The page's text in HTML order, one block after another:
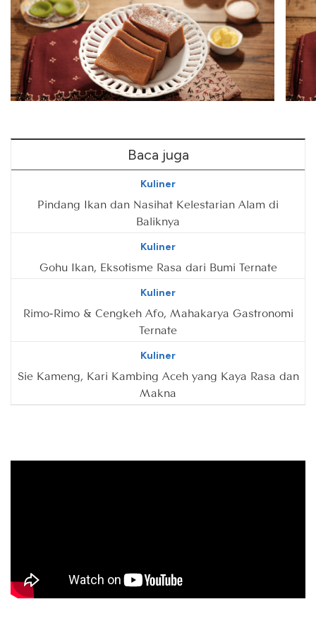
Baca juga
Kuliner
Pindang Ikan dan Nasihat Kelestarian Alam di
Baliknya
Kuliner
Gohu Ikan, Eksotisme Rasa dari Bumi Ternate
Kuliner
Rimo-Rimo & Cengkeh Afo, Mahakarya Gastronomi
Ternate
Kuliner
Sie Kameng, Kari Kambing Aceh yang Kaya Rasa dan
Makna